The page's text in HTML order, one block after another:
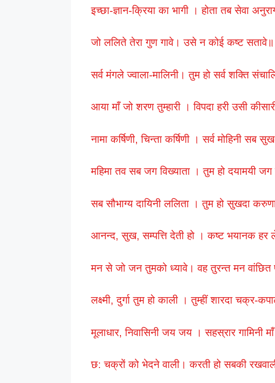
इच्छा-ज्ञान-क्रिया का भागी । होता तब सेवा
जो ललिते तेरा गुण गावे। उसे न कोई कष्ट सतावे॥
सर्व मंगले ज्वाला-मालिनी। तुम हो सर्व शक्ति
आया माँ जो शरण तुम्हारी । विपदा हरी उसी
नामा कर्षिणी, चिन्ता कर्षिणी । सर्व मोहिनी सब
महिमा तव सब जग विख्याता । तुम हो दयामयी जग
सब सौभाग्य दायिनी ललिता । तुम हो सुखदा
आनन्द, सुख, सम्पत्ति देती हो । कष्ट भयानक हर
मन से जो जन तुमको ध्यावे। वह तुरन्त मन वांछित
लक्ष्मी, दुर्गा तुम हो काली । तुम्हीं शारदा चक्र-
मूलाधार, निवासिनी जय जय । सहस्रार गामिनी
छ: चक्रों को भेदने वाली। करती हो सबकी